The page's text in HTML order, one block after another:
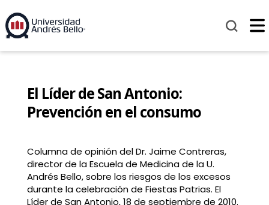
El Líder de San Antonio:
Prevención en el consumo
Columna de opinión del Dr. Jaime Contreras,
director de la Escuela de Medicina de la U.
Andrés Bello, sobre los riesgos de los excesos
durante la celebración de Fiestas Patrias. El
Líder de San Antonio, 18 de septiembre de 2010.